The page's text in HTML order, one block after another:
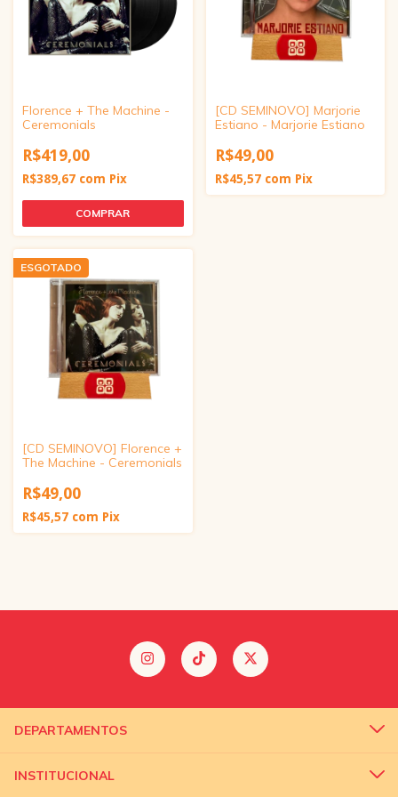
Florence + The Machine -
Ceremonials
R$419,00
R$389,67 com Pix
[CD SEMINOVO] Marjorie
Estiano - Marjorie Estiano
R$49,00
R$45,57 com Pix
ESGOTADO
[CD SEMINOVO] Florence +
The Machine - Ceremonials
R$49,00
R$45,57 com Pix
DEPARTAMENTOS
INSTITUCIONAL